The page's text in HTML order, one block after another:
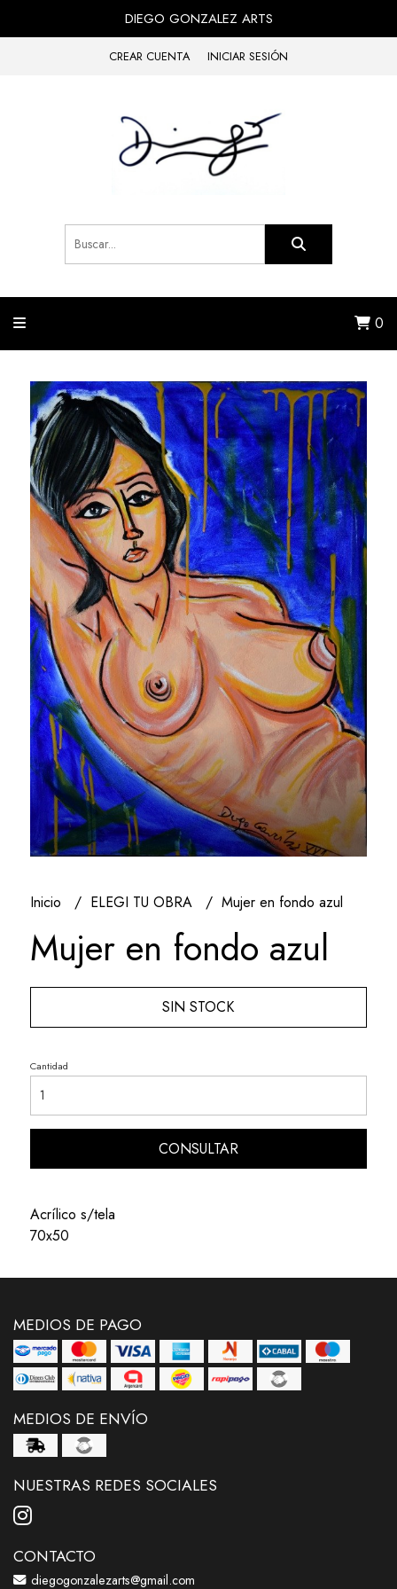
DIEGO GONZALEZ ARTS
CREAR CUENTA INICIAR SESIÓN
0
Inicio ELEGI TU OBRA Mujer en fondo azul
Mujer en fondo azul
SIN STOCK
Cantidad
CONSULTAR
Acrílico s/tela
70x50
MEDIOS DE PAGO
MEDIOS DE ENVÍO
NUESTRAS REDES SOCIALES
CONTACTO
diegogonzalezarts@gmail.com